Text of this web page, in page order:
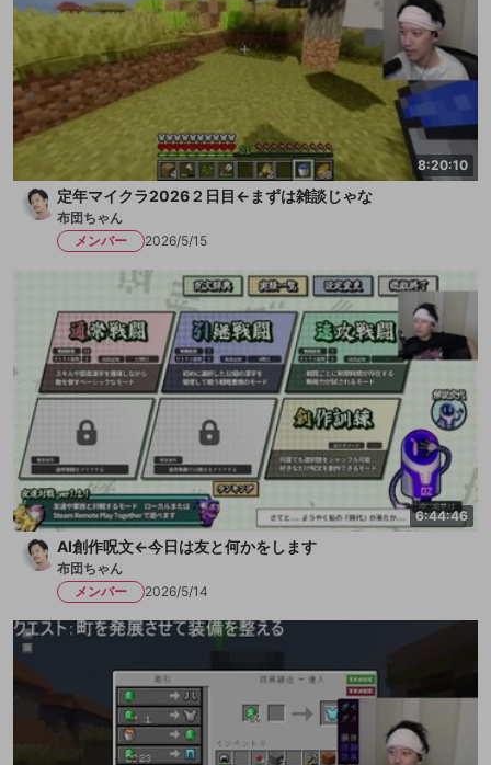
8:20:10
定年マイクラ2026２日目←まずは雑談じゃな
布団ちゃん
メンバー
2026/5/15
6:44:46
AI創作呪文←今日は友と何かをします
布団ちゃん
メンバー
2026/5/14